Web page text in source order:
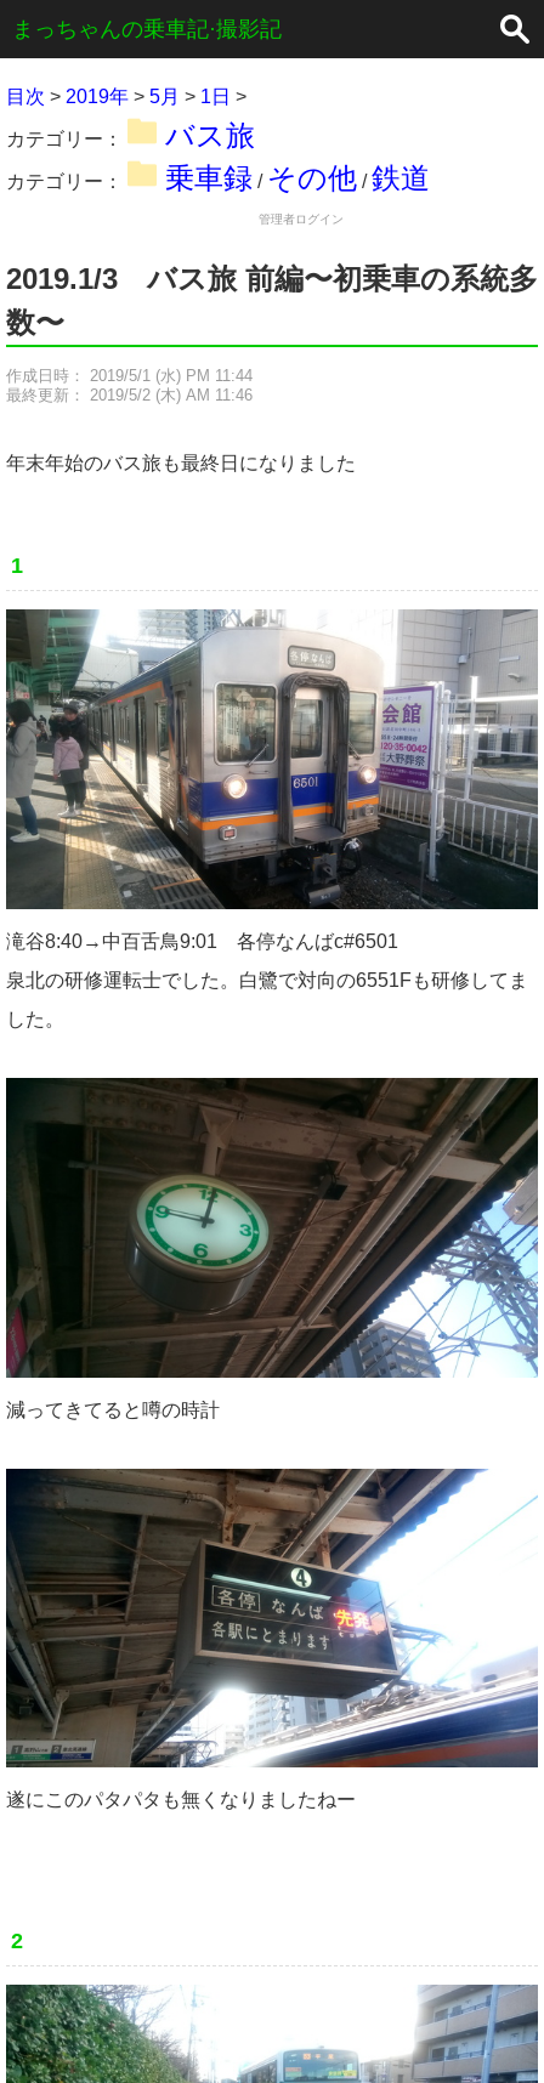
まっちゃんの乗車記·撮影記 ×
目次 > 2019年 > 5月 > 1日 >
カテゴリー： バス旅
カテゴリー： 乗車録 / その他 /鉄道
管理者ログイン
2019.1/3 バス旅 前編〜初乗車の系統多
数〜
作成日時： 2019/5/1 (水) PM 11:44
最終更新： 2019/5/2 (木) AM 11:46
年末年始のバス旅も最終日になりました
1
滝谷8:40→中百舌鳥9:01 各停なんばc#6501
泉北の研修運転士でした。白鷺で対向の6551Fも研修してま
した。
減ってきてると噂の時計
遂にこのパタパタも無くなりましたねー
2